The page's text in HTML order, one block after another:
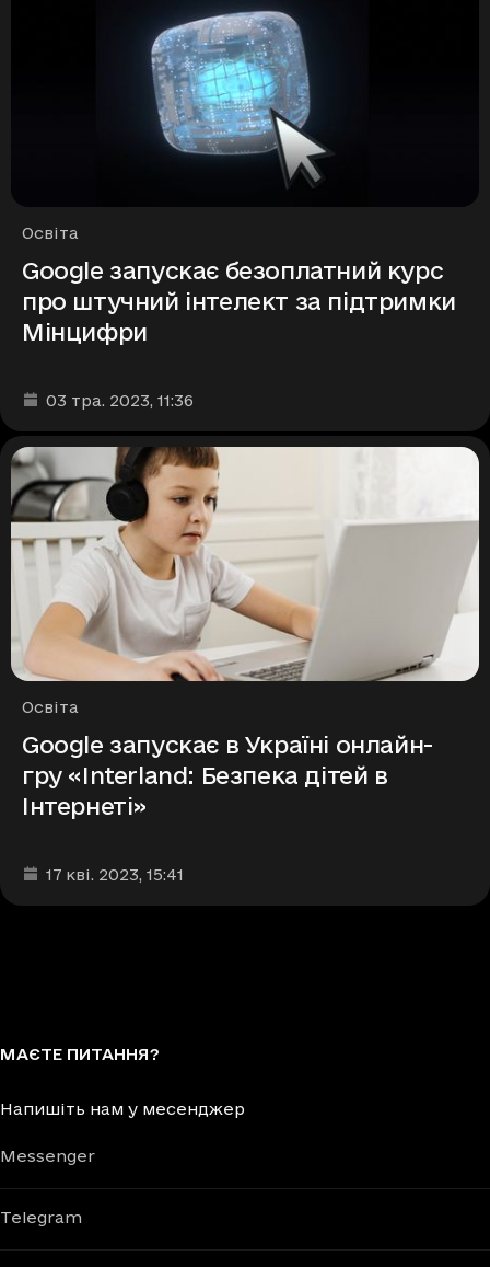
Рубрики
Освіта
Google запускає безоплатний курс
про штучний інтелект за підтримки
Мінцифри
Дата та час публікації
03 тра. 2023, 11:36
Рубрики
Освіта
Google запускає в Україні онлайн-
гру «Interland: Безпека дітей в
Інтернеті»
Дата та час публікації
17 кві. 2023, 15:41
МАЄТЕ ПИТАННЯ?
Напишіть нам у месенджер
Messenger
Telegram